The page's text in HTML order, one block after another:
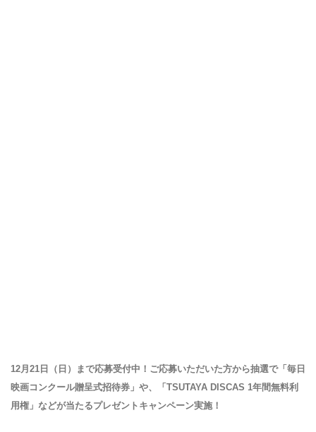
12月21日（日）まで応募受付中！ご応募いただいた方から抽選で「毎日
映画コンクール贈呈式招待券」や、「TSUTAYA DISCAS 1年間無料利
用権」などが当たるプレゼントキャンペーン実施！